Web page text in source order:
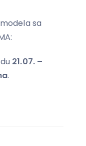
sa
21.07. –
.